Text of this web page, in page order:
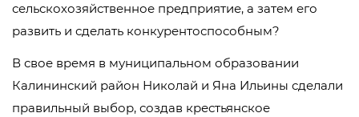
сельскохозяйственное предприятие, а затем его
развить и сделать конкурентоспособным?
В свое время в муниципальном образовании
Калининский район Николай и Яна Ильины сделали
правильный выбор, создав крестьянское